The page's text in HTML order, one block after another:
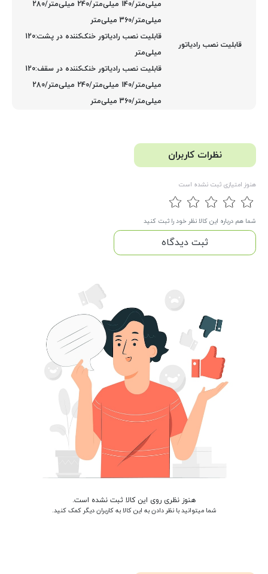
قابلیت نصب رادیاتور
میلی‌متر/140 میلی‌متر/240 میلی‌متر/280
میلی‌متر/360 میلی‌متر
قابلیت نصب رادیاتور خنک‌کننده در پشت:120
میلی‌متر
قابلیت نصب رادیاتور خنک‌کننده در سقف:120
میلی‌متر/140 میلی‌متر/240 میلی‌متر/280
میلی‌متر/360 میلی‌متر
نظرات کاربران
هنوز امتیازی ثبت نشده است
شما هم درباره این کالا نظر خود را ثبت کنید
ثبت دیدگاه
هنوز نظری روی این کالا ثبت نشده است.
شما میتوانید با نظر دادن به این کالا به کاربران دیگر کمک کنید.